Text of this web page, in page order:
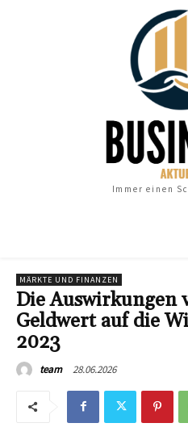
Immer einen
MÄRKTE UND FINANZEN
Die Auswirkungen
Geldwert auf die
2023
team 28.06.2026